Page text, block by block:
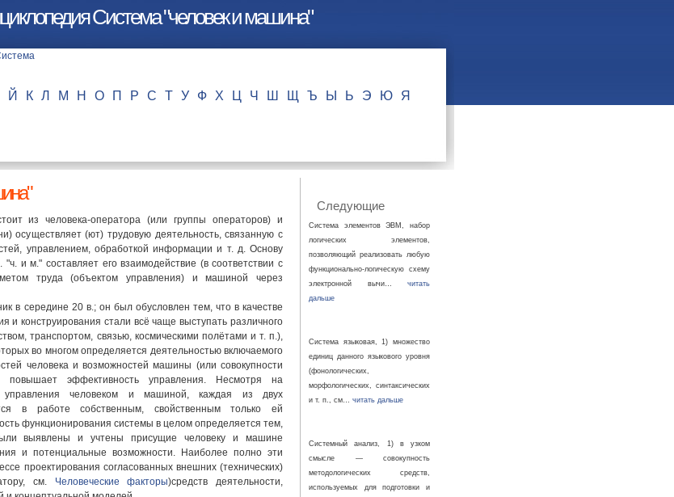
Система "человек и машина"
Й К Л М Н О П Р С Т У Ф Х Ц Ч Ш Щ Ъ Ы Ь Э Ю Я
из человека-оператора (или группы операторов) и
осуществляет (ют) трудовую деятельность, связанную с
управлением, обработкой информации и т. д. Основу
и м." составляет его взаимодействие (в соответствии с
труда (объектом управления) и машиной через
в середине 20 в.; он был обусловлен тем, что в качестве
и конструирования стали всё чаще выступать различного
транспортом, связью, космическими полётами и т. п.),
во многом определяется деятельностью включаемого
человека и возможностей машины (или совокупности
повышает эффективность управления. Несмотря на
управления человеком и машиной, каждая из двух
в работе собственным, свойственным только ей
функционирования системы в целом определяется тем,
выявлены и учтены присущие человеку и машине
и потенциальные возможности. Наиболее полно эти
проектирования согласованных внешних (технических)
см.
Человеческие факторы)средств деятельности,
Следующие
Система элементов ЭВМ, набор
логических элементов,
позволяющий реализовать любую
функционально-логическую схему
электронной вычи… читать
дальше
Система языковая, 1) множество
единиц данного языкового уровня
(фонологических,
морфологических, синтаксических
и т. п., см… читать дальше
Системный анализ, 1) в узком
смысле — совокупность
методологических средств,
используемых для подготовки и